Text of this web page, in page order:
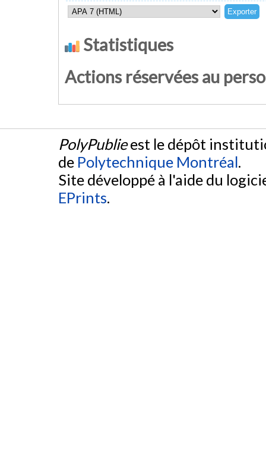
Statistiques
Actions réservées au
PolyPublieest le dépôt
de Polytechnique Montréal.
Site développé à l'aide du
EPrints.